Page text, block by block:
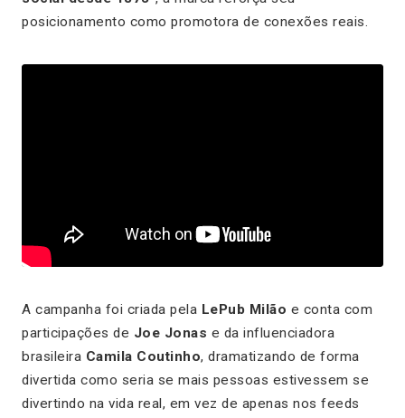
posicionamento como promotora de conexões reais.
A campanha foi criada pela LePub Milão e conta com
participações de Joe Jonas e da influenciadora
brasileira Camila Coutinho, dramatizando de forma
divertida como seria se mais pessoas estivessem se
divertindo na vida real, em vez de apenas nos feeds